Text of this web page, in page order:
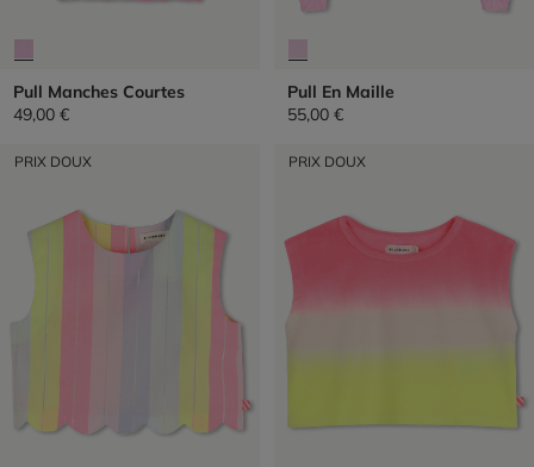
Pull Manches Courtes
49,00 €
Pull En Maille
55,00 €
PRIX DOUX PRIX DOUX